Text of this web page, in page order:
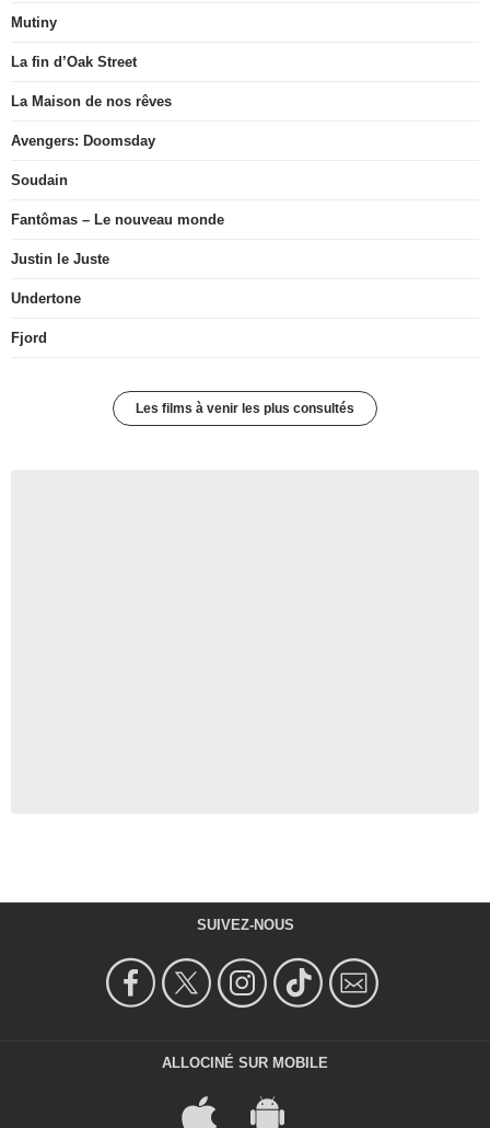
Mutiny
La fin d’Oak Street
La Maison de nos rêves
Avengers: Doomsday
Soudain
Fantômas – Le nouveau monde
Justin le Juste
Undertone
Fjord
Les films à venir les plus consultés
SUIVEZ-NOUS
ALLOCINÉ SUR MOBILE